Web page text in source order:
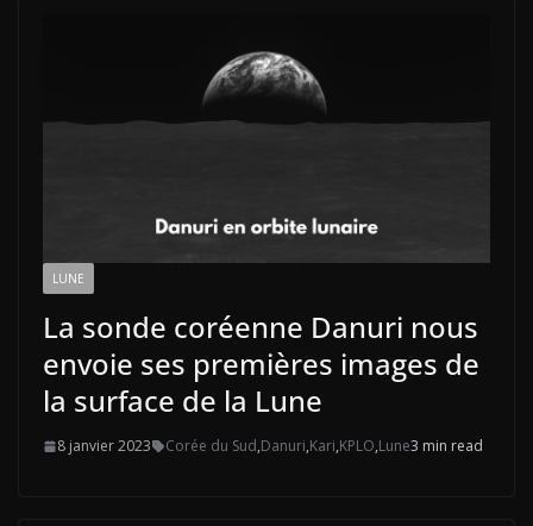
LUNE
La sonde coréenne Danuri nous
envoie ses premières images de
la surface de la Lune
8 janvier 2023 Corée du Sud,Danuri,Kari,KPLO,Lune3 min read